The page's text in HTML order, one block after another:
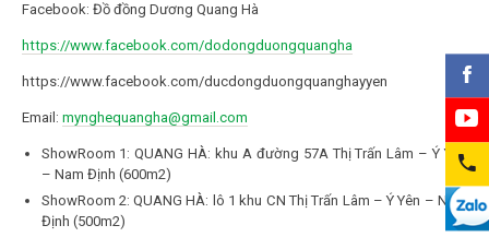
Facebook: Đồ đồng Dương Quang Hà
https://www.facebook.com/dodongduongquangha
https://www.facebook.com/ducdongduongquanghayyen
Email: mynghequangha@gmail.com
ShowRoom 1: QUANG HÀ: khu A đường 57A Thị Trấn Lâm – Ý Yên
– Nam Định (600m2)
ShowRoom 2: QUANG HÀ: lô 1 khu CN Thị Trấn Lâm – Ý Yên – Nam
Định (500m2)